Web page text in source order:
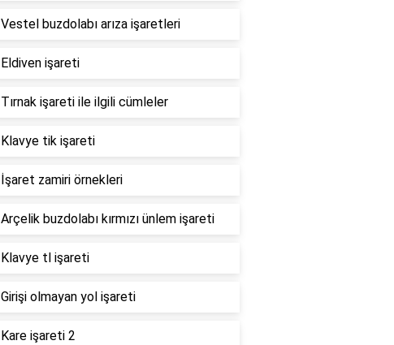
Vestel buzdolabı arıza işaretleri
Eldiven işareti
Tırnak işareti ile ilgili cümleler
Klavye tik işareti
İşaret zamiri örnekleri
Arçelik buzdolabı kırmızı ünlem işareti
Klavye tl işareti
Girişi olmayan yol işareti
Kare işareti 2